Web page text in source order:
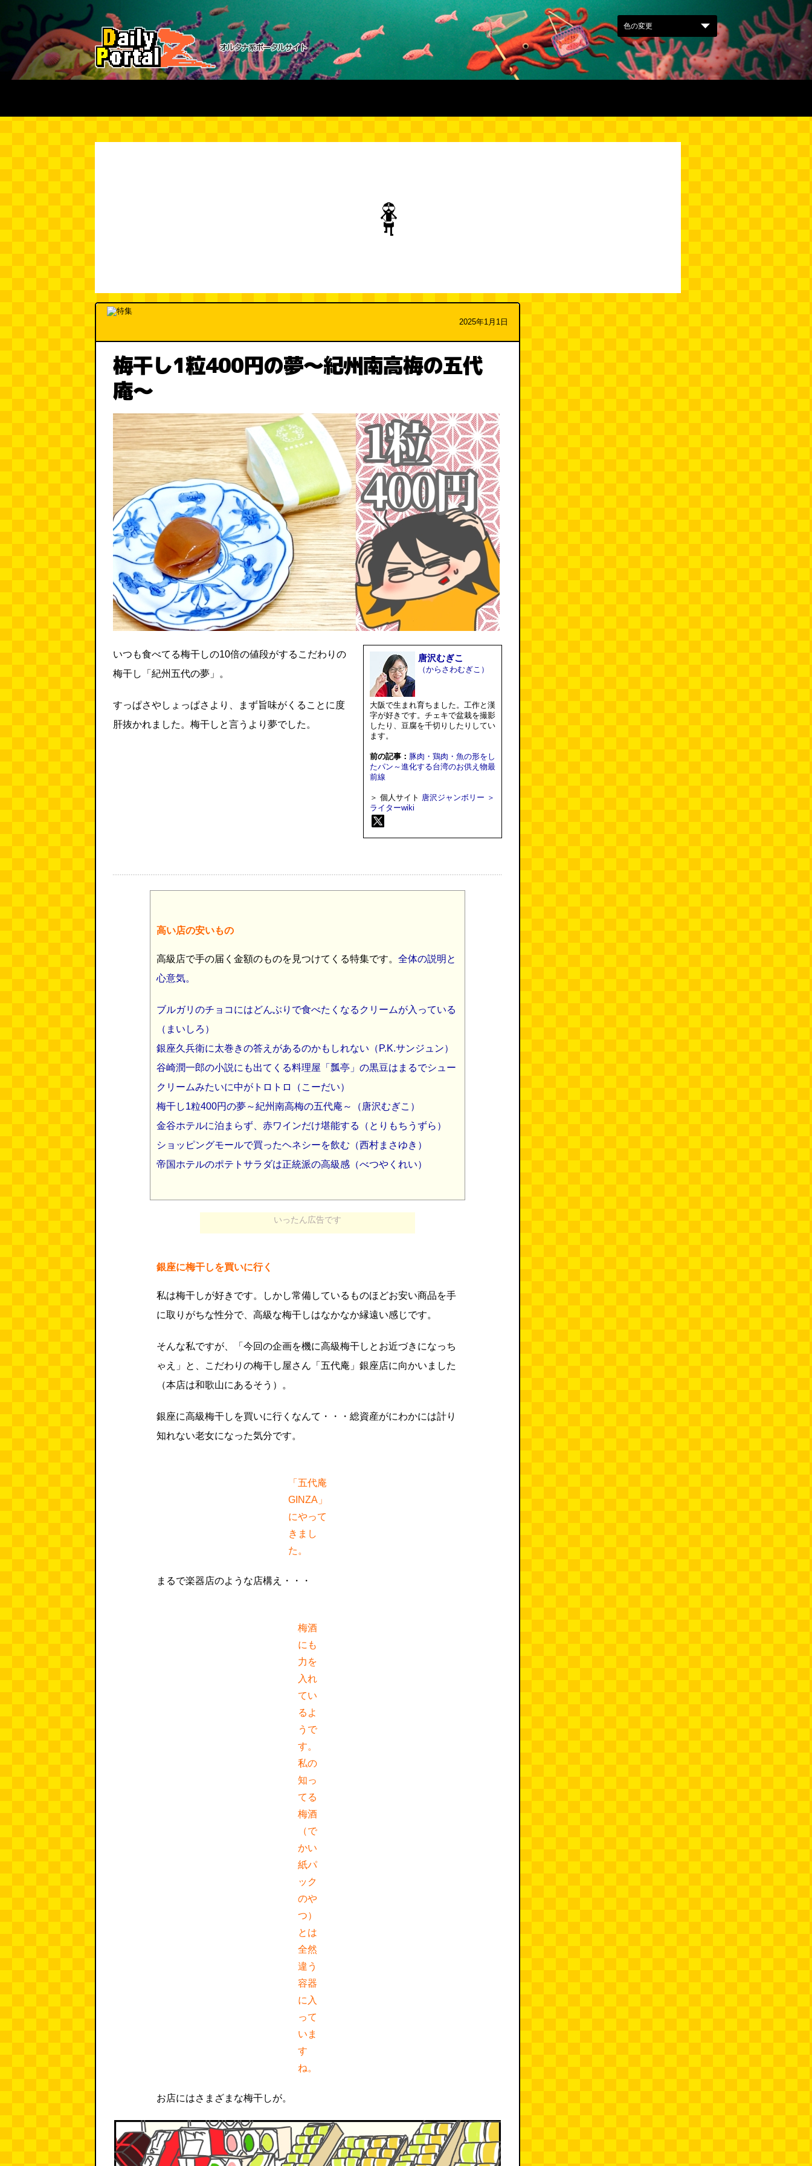
2025年1月1日
梅干し1粒400円の夢～紀州南高梅の五代
庵～
いつも食べてる梅干しの10倍の値段がするこだわりの
梅干し「紀州五代の夢」。
すっぱさやしょっぱさより、まず旨味がくることに度
肝抜かれました。梅干しと言うより夢でした。
唐沢むぎこ
（からさわむぎこ）
大阪で生まれ育ちました。工作と漢
字が好きです。チェキで盆栽を撮影
したり、豆腐を千切りしたりしてい
ます。
前の記事： 豚肉・鶏肉・魚の形をし
たパン～進化する台湾のお供え物最
前線
＞ 個人サイト 唐沢ジャンボリー ＞
ライターwiki
高い店の安いもの
高級店で手の届く金額のものを見つけてくる特集です。 全体の説明と
心意気。
ブルガリのチョコにはどんぶりで食べたくなるクリームが入っている
（まいしろ）
銀座久兵衛に太巻きの答えがあるのかもしれない（P.K.サンジュン）
谷崎潤一郎の小説にも出てくる料理屋「瓢亭」の黒豆はまるでシュー
クリームみたいに中がトロトロ（こーだい）
梅干し1粒400円の夢～紀州南高梅の五代庵～（唐沢むぎこ）
金谷ホテルに泊まらず、赤ワインだけ堪能する（とりもちうずら）
ショッピングモールで買ったヘネシーを飲む（西村まさゆき）
帝国ホテルのポテトサラダは正統派の高級感（べつやくれい）
いったん広告です
銀座に梅干しを買いに行く
私は梅干しが好きです。しかし常備しているものほどお安い商品を手
に取りがちな性分で、高級な梅干しはなかなか縁遠い感じです。
そんな私ですが、「今回の企画を機に高級梅干しとお近づきになっち
ゃえ」と、こだわりの梅干し屋さん「五代庵」銀座店に向かいました
（本店は和歌山にあるそう）。
銀座に高級梅干しを買いに行くなんて・・・総資産がにわかには計り
知れない老女になった気分です。
「五代庵
GINZA」
にやって
きまし
た。
まるで楽器店のような店構え・・・
梅酒
にも
力を
入れ
てい
るよ
うで
す。
私の
知っ
てる
梅酒
（で
かい
紙パ
ック
のや
つ）
とは
全然
違う
容器
に入
って
いま
す
ね。
お店にはさまざまな梅干しが。